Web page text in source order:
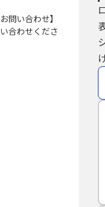
問い合わせ】
合わせくださ